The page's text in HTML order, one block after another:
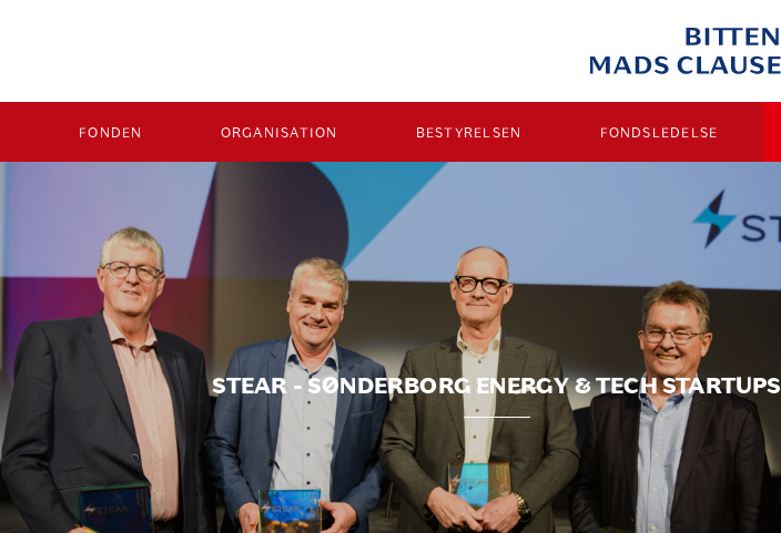
FONDEN ORGANISATION BESTYRELSEN FONDSLEDELSE
STEAR - SØNDERBORG ENERGY & TECH STARTUPS